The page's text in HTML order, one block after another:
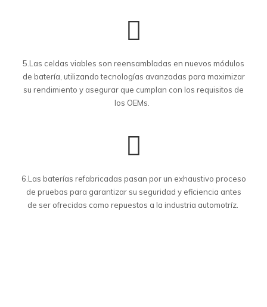
5.Las celdas viables son reensambladas en nuevos módulos
de batería, utilizando tecnologías avanzadas para maximizar
su rendimiento y asegurar que cumplan con los requisitos de
los OEMs.
6.Las baterías refabricadas pasan por un exhaustivo proceso
de pruebas para garantizar su seguridad y eficiencia antes
de ser ofrecidas como repuestos a la industria automotríz.